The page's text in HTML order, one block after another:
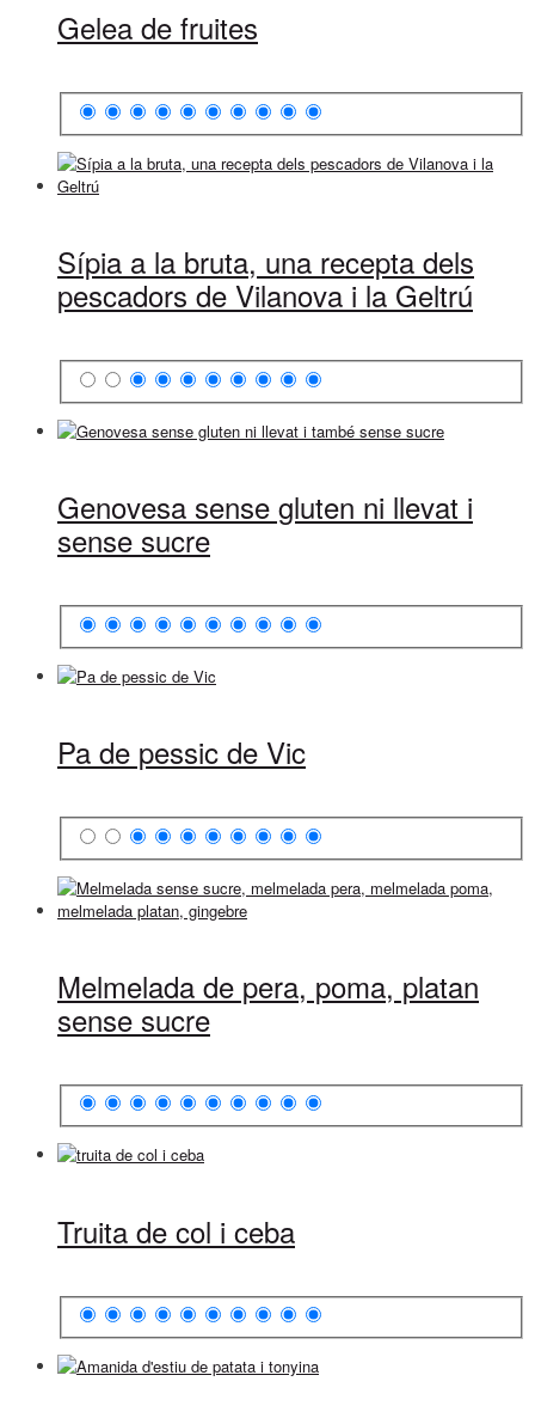
Gelea de fruites
Sípia a la bruta, una recepta dels
pescadors de Vilanova i la Geltrú
Genovesa sense gluten ni llevat i
sense sucre
Pa de pessic de Vic
Melmelada de pera, poma, platan
sense sucre
Truita de col i ceba